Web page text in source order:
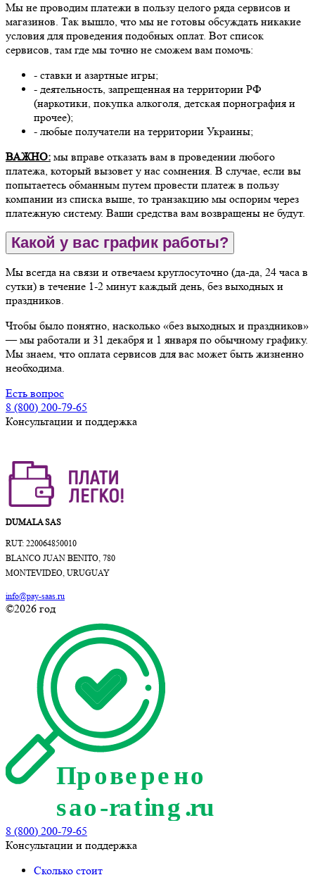
Мы не проводим платежи в пользу целого ряда сервисов и
магазинов. Так вышло, что мы не готовы обсуждать никакие
условия для проведения подобных оплат. Вот список
сервисов, там где мы точно не сможем вам помочь:
- ставки и азартные игры;
- деятельность, запрещенная на территории РФ
(наркотики, покупка алкоголя, детская порнография и
прочее);
- любые получатели на территории Украины;
ВАЖНО: мы вправе отказать вам в проведении любого
платежа, который вызовет у нас сомнения. В случае, если вы
попытаетесь обманным путем провести платеж в пользу
компании из списка выше, то транзакцию мы оспорим через
платежную систему. Ваши средства вам возвращены не будут.
Какой у вас график работы?
Мы всегда на связи и отвечаем круглосуточно (да-да, 24 часа в
сутки) в течение 1-2 минут каждый день, без выходных и
праздников.
Чтобы было понятно, насколько «без выходных и праздников»
— мы работали и 31 декабря и 1 января по обычному графику.
Мы знаем, что оплата сервисов для вас может быть жизненно
необходима.
Есть вопрос
8 (800) 200-79-65
Консультации и поддержка
DUMALA SAS
RUT: 220064850010
BLANCO JUAN BENITO, 780
MONTEVIDEO, URUGUAY
info@pay-saas.ru
©2026 год
8 (800) 200-79-65
Консультации и поддержка
Сколько стоит